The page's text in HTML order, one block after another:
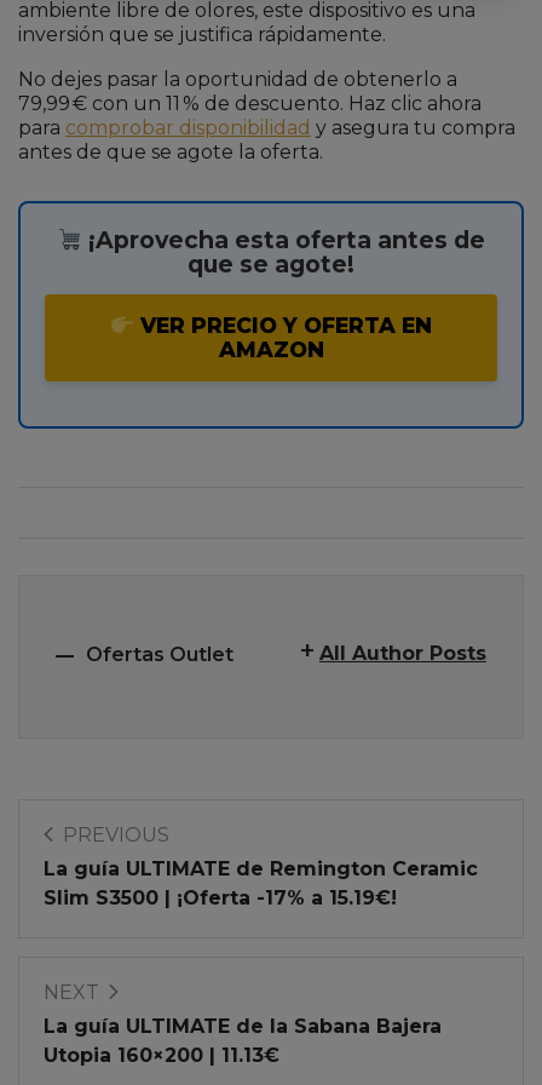
ambiente libre de olores, este dispositivo es una
inversión que se justifica rápidamente.
No dejes pasar la oportunidad de obtenerlo a
79,99 € con un 11 % de descuento. Haz clic ahora
para comprobar disponibilidad y asegura tu compra
antes de que se agote la oferta.
¡Aprovecha esta oferta antes de
que se agote!
VER PRECIO Y OFERTA EN
AMAZON
Ofertas Outlet All Author Posts
PREVIOUS
La guía ULTIMATE de Remington Ceramic
Slim S3500 | ¡Oferta -17% a 15.19€!
NEXT
La guía ULTIMATE de la Sabana Bajera
Utopia 160×200 | 11.13€